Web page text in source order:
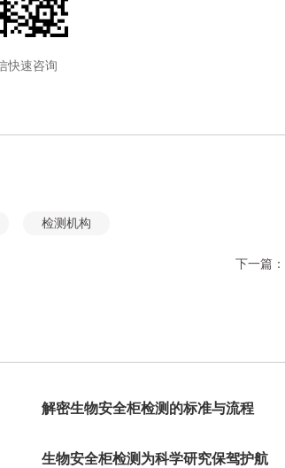
快速咨询
检测机构
下一篇：
解密生物安全柜检测的标准与流程
生物安全柜检测为科学研究保驾护航